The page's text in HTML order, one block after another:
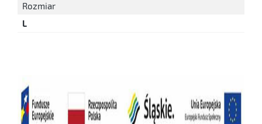
Rozmiar
L